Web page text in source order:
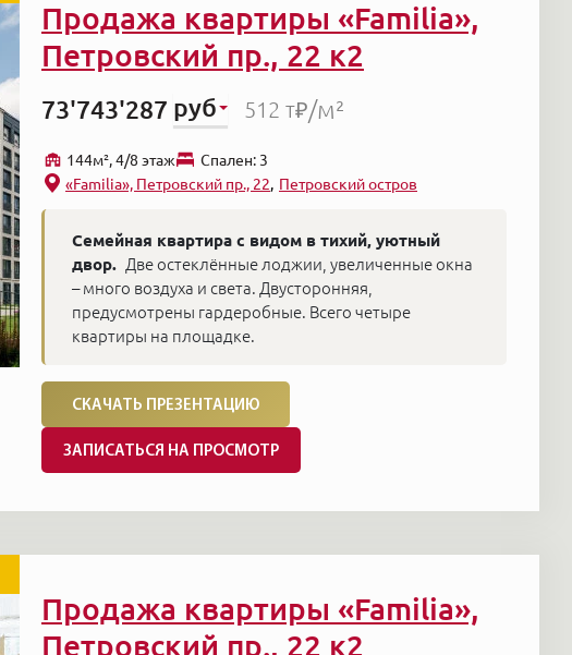
Продажа квартиры «Familia»,
Петровский пр., 22 к2
73'743'287 руб 512 т₽/м²
144м², 4/8 этаж
Cпален: 3
«Familia», Петровский пр., 22
Петровский остров
Семейная квартира с видом в тихий, уютный
двор. Две остеклённые лоджии, увеличенные окна
– много воздуха и света. Двусторонняя,
предусмотрены гардеробные. Всего четыре
квартиры на площадке.
СКАЧАТЬ ПРЕЗЕНТАЦИЮ
ЗАПИСАТЬСЯ НА ПРОСМОТР
Продажа квартиры «Familia»,
Петровский пр., 22 к2